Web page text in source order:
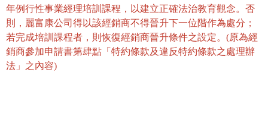
年例行性事業經理培訓課程，以建立正確法治教育觀念。否
則，麗富康公司得以該經銷商不得晉升下一位階作為處分；
若完成培訓課程者，則恢復經銷商晉升條件之設定。(原為經
銷商參加申請書第肆點「特約條款及違反特約條款之處理辦
法」之內容)